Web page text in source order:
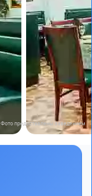
Фото предоставлены заведением